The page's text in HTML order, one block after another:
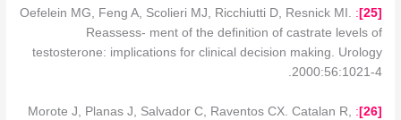
[
25
]
:
Oefelein MG, Feng A, Scolieri MJ, Ricchiutti D, Resnick MI.
Reassess- ment of the definition of castrate levels of
testosterone: implications for clinical decision making. Urology
2000:56:1021-4.
[
26
]
:
Morote J, Planas J, Salvador C, Raventos CX. Catalan R,